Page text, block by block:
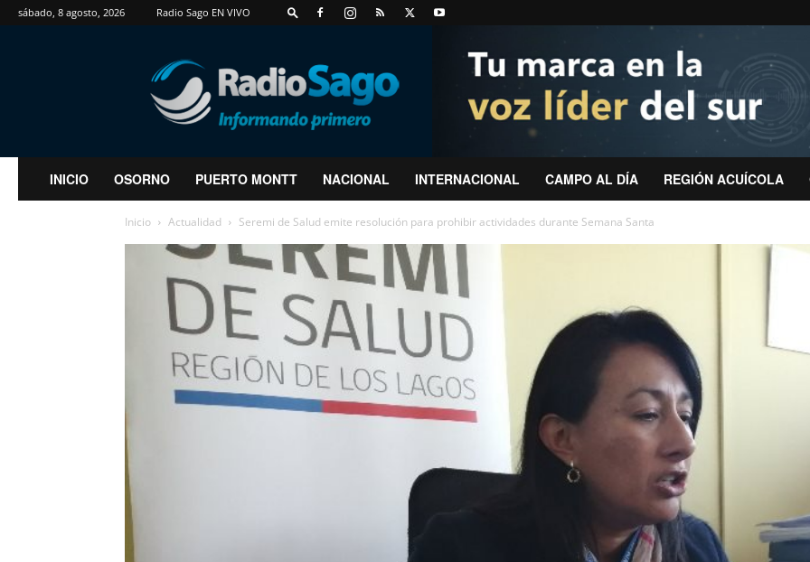
sábado, 8 agosto, 2026 Radio Sago EN VIVO
RadioSago
INICIO OSORNO PUERTO MONTT NACIONAL INTERNACIONAL CAMPO AL DÍA REGIÓN ACUÍCOLA
Inicio Actualidad Seremi de Salud emite resolución para prohibir actividades durante Semana Santa